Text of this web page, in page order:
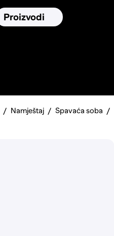
Proizvodi
Namještaj Spavaća soba